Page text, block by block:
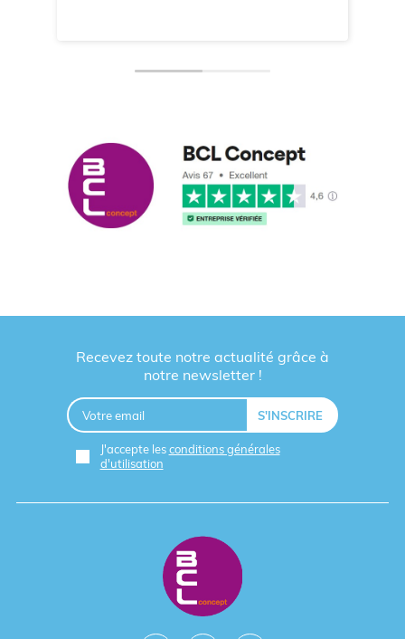
Recevez toute notre actualité grâce à
notre newsletter !
J'accepte lesconditions générales
d'utilisation